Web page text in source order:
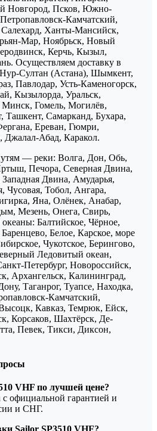
Новгород, Псков, Южно-
Камчатский,
Ханты-Мансийск,
Мар, Ноябрьск, Новый
Керчь, Кызыл,
Осуществляем доставку в
Султан (Астана), Шымкент,
Павлодар, Усть-Каменогорск,
Кызылорда, Уральск,
Минск, Гомель, Могилёв,
Ташкент, Самарканд, Бухара,
Ереван, Гюмри,
Абад, Каракол.
— реки: Волга, Дон, Обь,
Печора, Северная Двина,
Двина, Амударья,
Чусовая, Тобол, Ангара,
Яна, Олёнек, Анабар,
Мезень, Онега, Свирь,
Балтийское, Чёрное,
Белое, Карское, море
Чукотское, Берингово,
Ледовитый океан,
Петербург, Новороссийск,
Архангельск, Калининград,
Таганрог, Туапсе, Находка,
Камчатский,
Кавказ, Темрюк, Ейск,
Корсаков, Шахтёрск, Де-
Певек, Тикси, Диксон,
VHF по лучшей цене?
официальной гарантией и
и СНГ.
Sailor SP3510 VHF?